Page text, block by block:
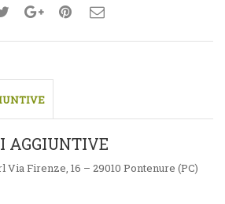
AGGIUNTIVE
Via Firenze, 16 – 29010 Pontenure (PC)